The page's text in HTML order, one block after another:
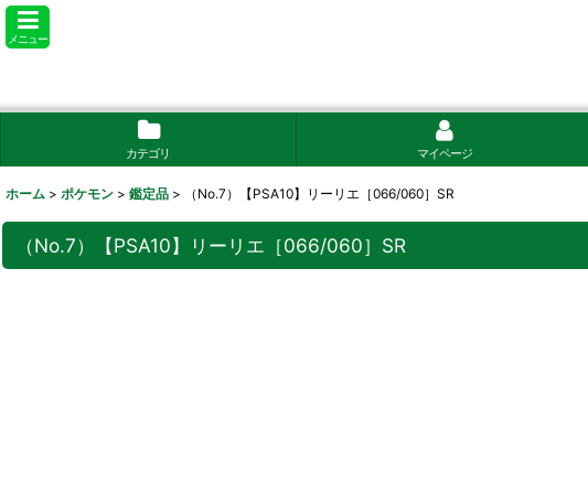
メニュー
カテゴリ マイページ
ホーム > ポケモン > 鑑定品 > （No.7）【PSA10】リーリエ［066/060］SR
（No.7）【PSA10】リーリエ［066/060］SR